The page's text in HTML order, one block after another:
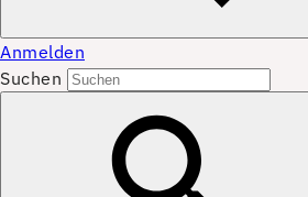
Anmelden
Suchen